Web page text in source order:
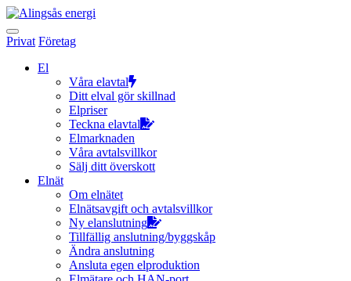
Hoppa
till
innehållet
Privat Företag
El
Våra elavtal
Ditt elval gör skillnad
Elpriser
Teckna elavtal
Elmarknaden
Våra avtalsvillkor
Sälj ditt överskott
Elnät
Om elnätet
Elnätsavgift och avtalsvillkor
Ny elanslutning
Tillfällig anslutning/byggskåp
Ändra anslutning
Ansluta egen elproduktion